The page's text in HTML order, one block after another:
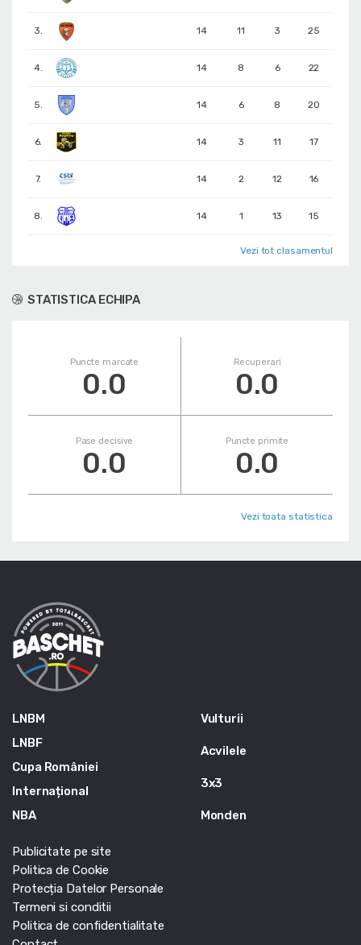
3. 14 11 3 25
4. 14 8 6 22
5. 14 6 8 20
6. 14 3 11 17
7. 14 2 12 16
8. 14 1 13 15
Vezi tot clasamentul
STATISTICA ECHIPA
Puncte marcate
0.0
Recuperari
0.0
Pase decisive
0.0
Puncte primite
0.0
Vezi toata statistica
LNBM
LNBF
Cupa României
Internațional
NBA
Vulturii
Acvilele
3x3
Monden
Publicitate pe site
Politica de Cookie
Protecția Datelor Personale
Termeni si conditii
Politica de confidentialitate